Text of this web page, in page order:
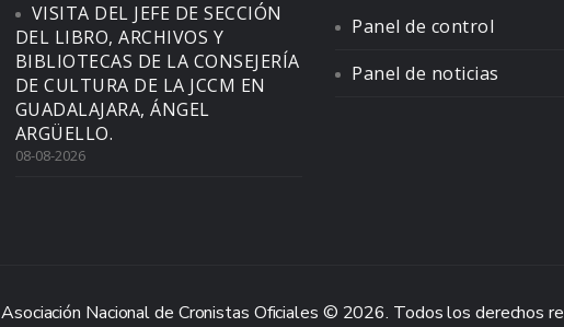
VISITA DEL JEFE DE SECCIÓN
DEL LIBRO, ARCHIVOS Y
BIBLIOTECAS DE LA CONSEJERÍA
DE CULTURA DE LA JCCM EN
GUADALAJARA, ÁNGEL
ARGÜELLO.
08-08-2026
Panel de control
Panel de noticias
Asociación Nacional de Cronistas Oficiales © 2026. Todos los derechos